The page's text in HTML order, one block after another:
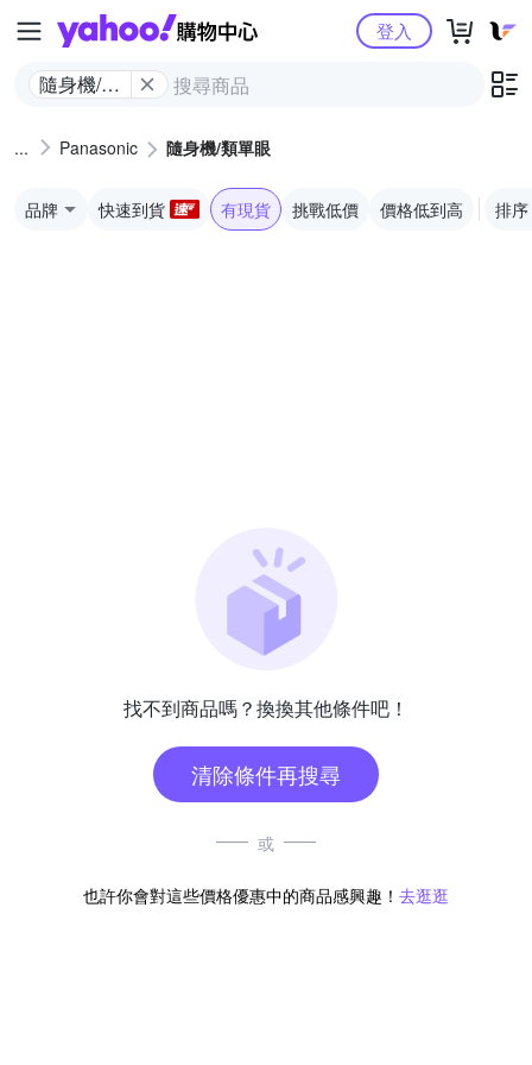
Yahoo購物中心
隨身機/類
登入
Panasonic 隨身機/類單眼
品牌 快速到貨 有現貨 挑戰低價 價格低到高 排序
找不到商品嗎？換換其他條件吧！
清除條件再搜尋
或
也許你會對這些價格優惠中的商品感興趣！ 去逛逛